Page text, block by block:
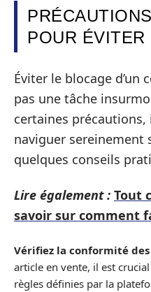
POUR
Éviter le blocage d’un
pas une tâche
certaines
naviguer sereinement
quelques conseils
Lire également : Tout
savoir sur comment
Vérifiez la conformité
article en vente, il est crucial
règles définies par la